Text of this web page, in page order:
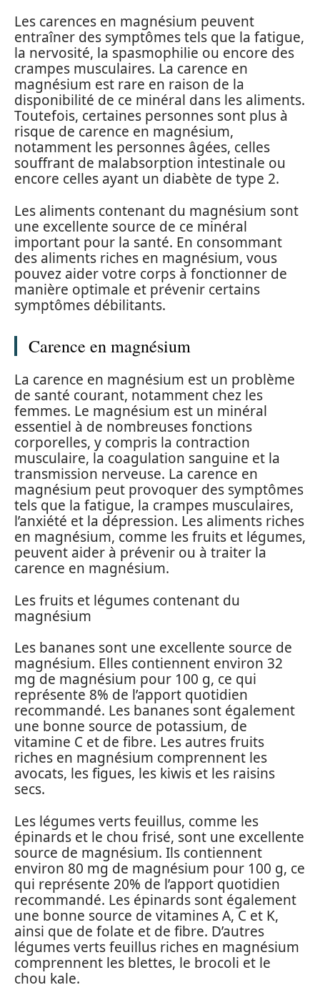
Les carences en magnésium peuvent
entraîner des symptômes tels que la fatigue,
la nervosité, la spasmophilie ou encore des
crampes musculaires. La carence en
magnésium est rare en raison de la
disponibilité de ce minéral dans les aliments.
Toutefois, certaines personnes sont plus à
risque de carence en magnésium,
notamment les personnes âgées, celles
souffrant de malabsorption intestinale ou
encore celles ayant un diabète de type 2.
Les aliments contenant du magnésium sont
une excellente source de ce minéral
important pour la santé. En consommant
des aliments riches en magnésium, vous
pouvez aider votre corps à fonctionner de
manière optimale et prévenir certains
symptômes débilitants.
Carence en magnésium
La carence en magnésium est un problème
de santé courant, notamment chez les
femmes. Le magnésium est un minéral
essentiel à de nombreuses fonctions
corporelles, y compris la contraction
musculaire, la coagulation sanguine et la
transmission nerveuse. La carence en
magnésium peut provoquer des symptômes
tels que la fatigue, la crampes musculaires,
l’anxiété et la dépression. Les aliments riches
en magnésium, comme les fruits et légumes,
peuvent aider à prévenir ou à traiter la
carence en magnésium.
Les fruits et légumes contenant du
magnésium
Les bananes sont une excellente source de
magnésium. Elles contiennent environ 32
mg de magnésium pour 100 g, ce qui
représente 8% de l’apport quotidien
recommandé. Les bananes sont également
une bonne source de potassium, de
vitamine C et de fibre. Les autres fruits
riches en magnésium comprennent les
avocats, les figues, les kiwis et les raisins
secs.
Les légumes verts feuillus, comme les
épinards et le chou frisé, sont une excellente
source de magnésium. Ils contiennent
environ 80 mg de magnésium pour 100 g, ce
qui représente 20% de l’apport quotidien
recommandé. Les épinards sont également
une bonne source de vitamines A, C et K,
ainsi que de folate et de fibre. D’autres
légumes verts feuillus riches en magnésium
comprennent les blettes, le brocoli et le
chou kale.